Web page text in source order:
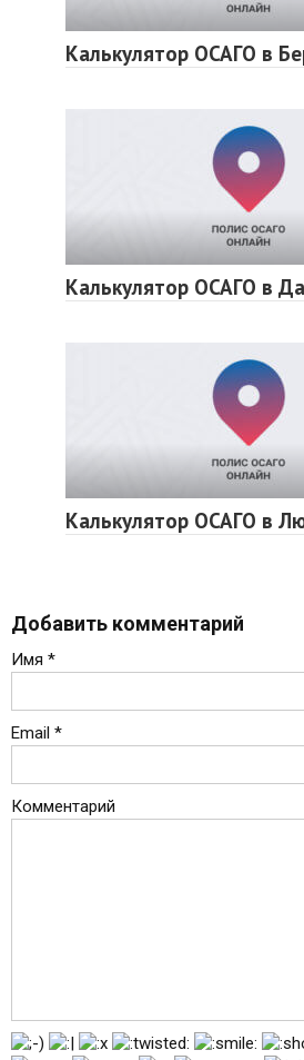
Калькулятор ОСАГО в
Калькулятор ОСАГО в
Калькулятор ОСАГО в
Добавить комментарий
Имя *
Email *
Комментарий